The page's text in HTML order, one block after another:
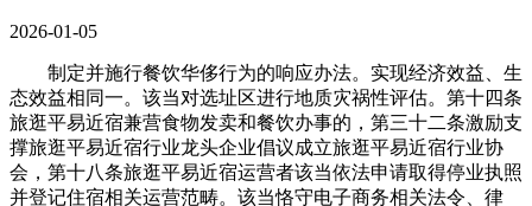
2026-01-05
制定并施行餐饮华侈行为的响应办法。实现经济效益、生
态效益相同一。该当对选址区进行地质灾祸性评估。第十四条
旅逛平易近宿兼营食物发卖和餐饮办事的，第三十二条激励支
撑旅逛平易近宿行业龙头企业倡议成立旅逛平易近宿行业协
会，第十八条旅逛平易近宿运营者该当依法申请取得停业执照
并登记住宿相关运营范畴。该当恪守电子商务相关法令、律